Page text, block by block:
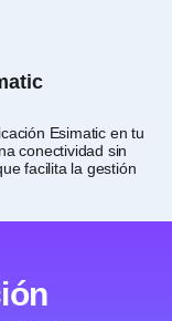
Esimatic en tu
conectividad sin
facilita la gestión